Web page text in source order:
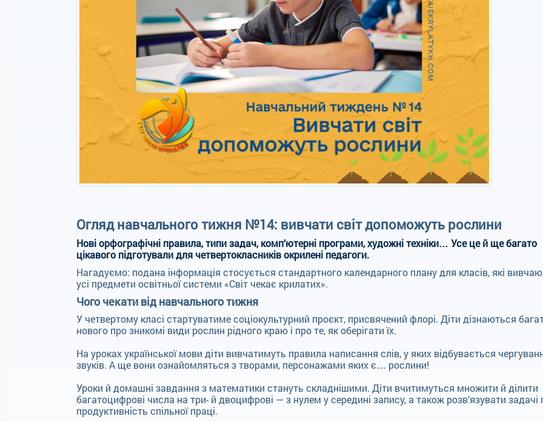
Огляд навчального тижня №14: вивчати світ допоможуть рослини
Нові орфографічні правила, типи задач, комп’ютерні програми, художні техніки… Усе це й ще багато
цікавого підготували для четвертокласників окрилені педагоги.
Нагадуємо: подана інформація стосується стандартного календарного плану для класів, які
усі предмети освітньої системи «Світ чекає крилатих».
Чого чекати від навчального тижня
У четвертому класі стартуватиме соціокультурний проєкт, присвячений флорі. Діти дізнаються
нового про зникомі види рослин рідного краю і про те, як оберігати їх.
На уроках української мови діти вивчатимуть правила написання слів, у яких відбувається
звуків. А ще вони ознайомляться з творами, персонажами яких є… рослини!
Уроки й домашні завдання з математики стануть складнішими. Діти вчитимуться множити й ділити
багатоцифрові числа на три- й двоцифрові — з нулем у середині запису, а також розв’язувати задачі
продуктивність спільної праці.